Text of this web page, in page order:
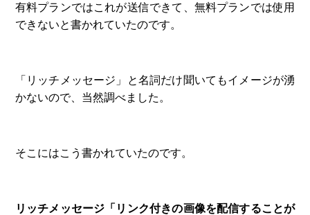
有料プランではこれが送信できて、無料プランでは使用
できないと書かれていたのです。
「リッチメッセージ」と名詞だけ聞いてもイメージが湧
かないので、当然調べました。
そこにはこう書かれていたのです。
リッチメッセージ「リンク付きの画像を配信することが